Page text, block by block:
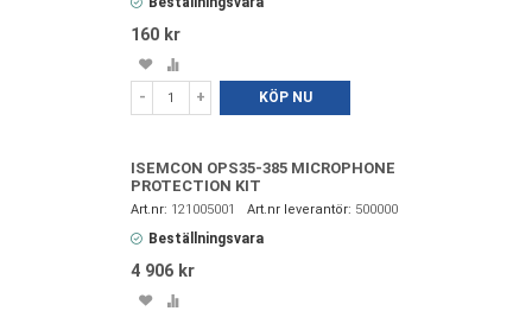
160 kr
Spara
i
favoriter
Lägg
till
- + KÖP NU
ISEMCON OPS35-385 MICROPHONE
PROTECTION KIT
121005001 500000
Beställningsvara
4 906 kr
SparaLägg